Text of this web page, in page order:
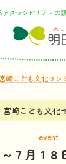
アクセシビリティの
宮崎こども文化セン
宮崎こども文化
event
７月１